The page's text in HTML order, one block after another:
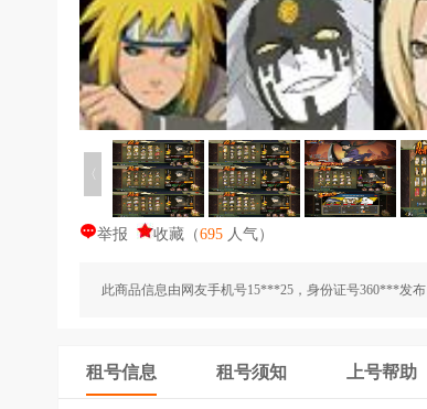
〈
举报 收藏 （695 人气）
此商品信息由网友手机号15***25，身份证号360***发布
租号信息 租号须知 上号帮助